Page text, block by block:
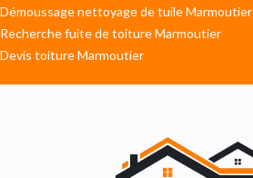
Démoussage nettoyage de tuile Marmoutier
Recherche fuite de toiture Marmoutier
Devis toiture Marmoutier